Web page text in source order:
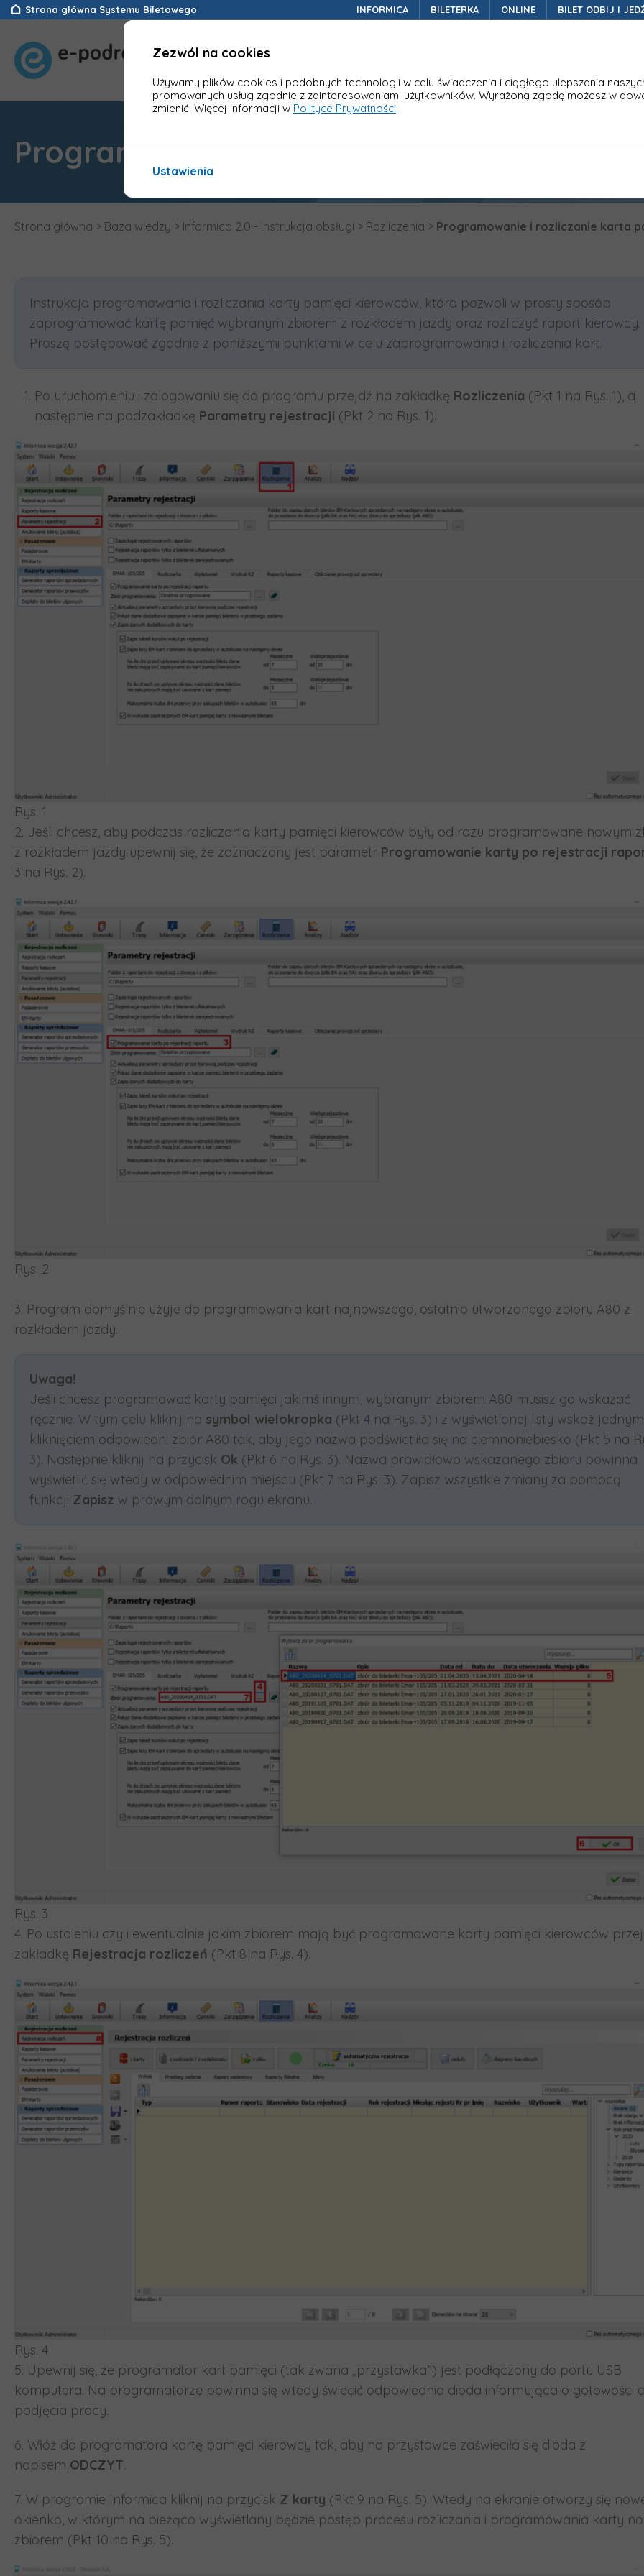
Strona główna Systemu Biletowego INFORMICA BILETERKA ONLINE BILET ODBIJ I
Programowanie i rozliczanie karta
Strona główna > Baza wiedzy > Informica 2.0 - instrukcja obsługi > Rozliczenia > Programowanie i rozliczanie karta
Instrukcja programowania i rozliczania karty pamięci kierowców, która pozwoli w prosty sposób
zaprogramować kartę pamięć wybranym zbiorem z rozkładem jazdy oraz rozliczyć raport kierowcy.
Proszę postępować zgodnie z poniższymi punktami w celu zaprogramowania i rozliczenia kart.
Po uruchomieniu i zalogowaniu się do programu przejdź na zakładkę Rozliczenia (Pkt 1 na Rys. 1), a
następnie na podzakładkę Parametry rejestracji (Pkt 2 na Rys. 1).
Rys. 1
2. Jeśli chcesz, aby podczas rozliczania karty pamięci kierowców były od razu programowane nowym
z rozkładem jazdy upewnij się, że zaznaczony jest parametr Programowanie karty po rejestracji
3 na Rys. 2).
Rys. 2
3. Program domyślnie użyje do programowania kart najnowszego, ostatnio utworzonego zbioru A80 z
rozkładem jazdy.
Uwaga!
Jeśli chcesz programować karty pamięci jakimś innym, wybranym zbiorem A80 musisz go wskazać
ręcznie. W tym celu kliknij na symbol wielokropka (Pkt 4 na Rys. 3) i z wyświetlonej listy wskaż jednym
kliknięciem odpowiedni zbiór A80 tak, aby jego nazwa podświetliła się na ciemnoniebiesko (Pkt 5 na
3). Następnie kliknij na przycisk Ok (Pkt 6 na Rys. 3). Nazwa prawidłowo wskazanego zbioru powinna
wyświetlić się wtedy w odpowiednim miejscu (Pkt 7 na Rys. 3). Zapisz wszystkie zmiany za pomocą
funkcji Zapisz w prawym dolnym rogu ekranu.
Rys. 3
4. Po ustaleniu czy i ewentualnie jakim zbiorem mają być programowane karty pamięci kierowców
zakładkę Rejestracja rozliczeń (Pkt 8 na Rys. 4).
Rys. 4
5. Upewnij się, że programator kart pamięci (tak zwana „przystawka”) jest podłączony do portu USB
komputera. Na programatorze powinna się wtedy świecić odpowiednia dioda informująca o gotowości
podjęcia pracy.
6. Włóż do programatora kartę pamięci kierowcy tak, aby na przystawce zaświeciła się dioda z
napisem ODCZYT.
7. W programie Informica kliknij na przycisk Z karty (Pkt 9 na Rys. 5). Wtedy na ekranie otworzy się
okienko, w którym na bieżąco wyświetlany będzie postęp procesu rozliczania i programowania karty
zbiorem (Pkt 10 na Rys. 5).
Zezwól na cookies
Używamy plików cookies i podobnych technologii w celu świadczenia i ciągłego ulepszania
promowanych usług zgodnie z zainteresowaniami użytkowników. Wyrażoną zgodę możesz w
zmienić. Więcej informacji w Polityce Prywatności.
Ustawienia